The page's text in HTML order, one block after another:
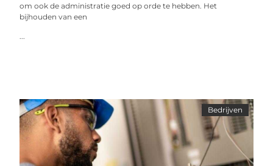
om ook de administratie goed op orde te hebben. Het
bijhouden van een
Bedrijven